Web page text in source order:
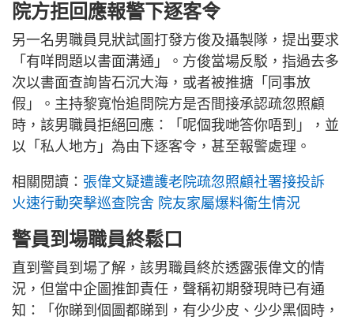
院方拒回應報警下逐客令
另一名男職員見狀試圖打發方俊及攝製隊，提出要求
「有咩問題以書面溝通」。方俊當場反駁，指過去多
次以書面查詢皆石沉大海，或者被推搪「同事放
假」。主持黎寬怡追問院方是否間接承認疏忽照顧
時，該男職員拒絕回應：「呢個我哋答你唔到」，並
以「私人地方」為由下逐客令，甚至報警處理。
相關閱讀： 張偉文疑遭護老院疏忽照顧社署接投訴
火速行動突擊巡查院舍 院友家屬爆料衞生情況
警員到場職員終鬆口
直到警員到場了解，該男職員終於透露張偉文的情
況，但當中企圖推卸責任，聲稱初期發現時已有通
知：「你睇到個圖都睇到，有少少皮、少少黑個時，